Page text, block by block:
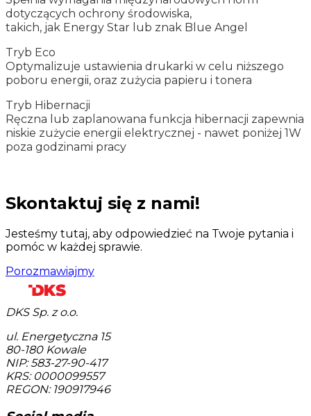
dotyczących ochrony środowiska,
takich, jak Energy Star lub znak Blue Angel
Tryb Eco
Optymalizuje ustawienia drukarki w celu niższego
poboru energii, oraz zużycia papieru i tonera
Tryb Hibernacji
Ręczna lub zaplanowana funkcja hibernacji zapewnia
niskie zużycie energii elektrycznej - nawet poniżej 1W
poza godzinami pracy
Skontaktuj się z nami!
Jesteśmy tutaj, aby odpowiedzieć na Twoje pytania i
pomóc w każdej sprawie.
Porozmawiajmy
DKS Sp. z o.o.
ul. Energetyczna 15
80-180 Kowale
NIP: 583-27-90-417
KRS: 0000099557
REGON: 190917946